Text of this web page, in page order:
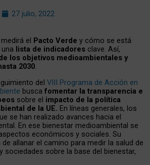
27 julio, 2022
medirá el Pacto Verde y cómo se está
lista de indicadores clave. Así,
los objetivos medioambientales y
2030.
del VIII Programa de Acción en
busca fomentar la transparencia e
sobre el impacto de la política
de la UE. En líneas generales, los
se han realizado avances hacia el
En ese bienestar medioambiental se
económicos y sociales. Su
allanar el camino para medir la salud de
sociedades sobre la base del bienestar,